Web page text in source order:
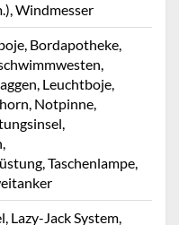
Windmesser
Bordapotheke,
Leuchtboje,
Notpinne,
Taschenlampe,
Lazy-Jack System,